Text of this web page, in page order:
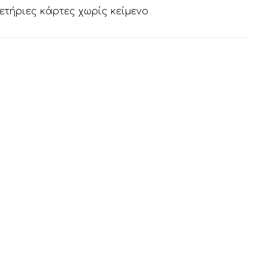
κάρτες χωρίς κείμενο